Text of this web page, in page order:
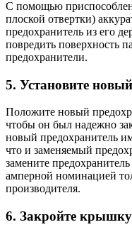
С помощью
плоской отвертки)
предохранитель из его
повредить поверхность
предохранители.
5. Установите
Положите новый
чтобы он был надежно
новый предохранитель
что и заменяемый
замените
амперной номинацией
производителя.
6. Закройте